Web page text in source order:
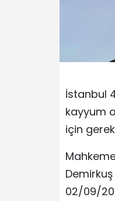
İstanbul
kayyum
için
02/09/